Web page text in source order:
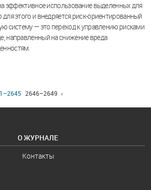
эффективное использование выделенных для
для этого и внедряется риск-ориентированный
систему — это переход к управлению рисками
направленный на снижение вреда
2646–2649 ›
О ЖУРНАЛЕ
Контакты